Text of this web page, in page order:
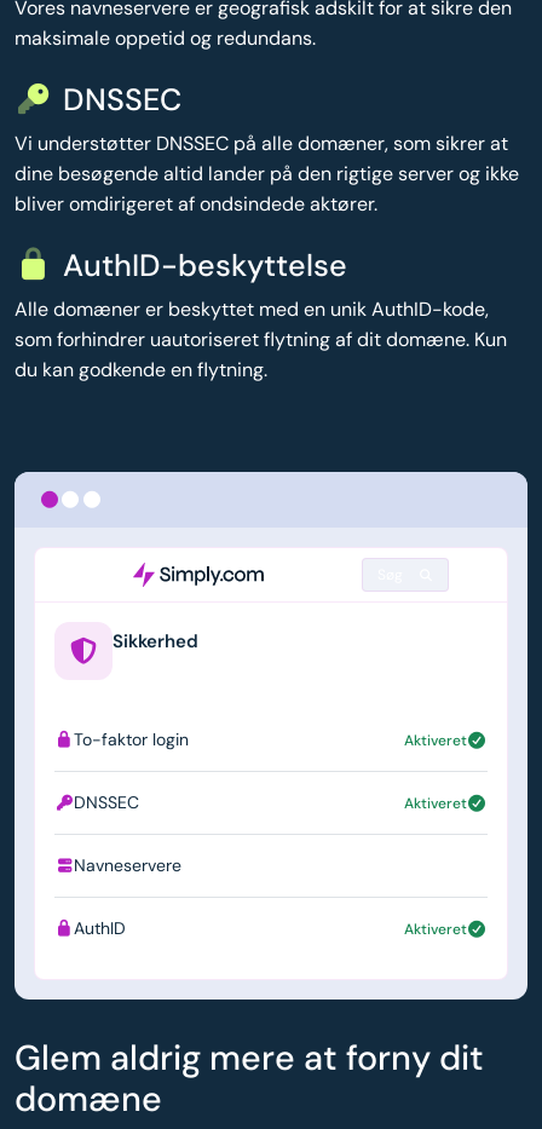
Vores navneservere er geografisk adskilt for at sikre den
maksimale oppetid og redundans.
DNSSEC
Vi understøtter DNSSEC på alle domæner, som sikrer at
dine besøgende altid lander på den rigtige server og ikke
bliver omdirigeret af ondsindede aktører.
AuthID-beskyttelse
Alle domæner er beskyttet med en unik AuthID-kode,
som forhindrer uautoriseret flytning af dit domæne. Kun
du kan godkende en flytning.
Sikkerhed
To-faktor login Aktiveret
DNSSEC Aktiveret
Navneservere
AuthID Aktiveret
Glem aldrig mere at forny dit
domæne